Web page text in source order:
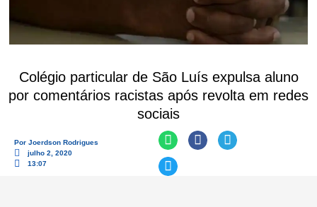
Colégio particular de São Luís expulsa aluno
por comentários racistas após revolta em redes
sociais
Por Joerdson Rodrigues
julho 2, 2020
13:07